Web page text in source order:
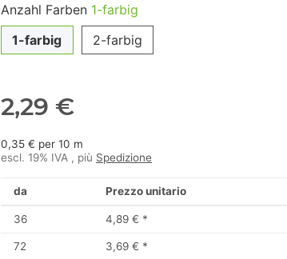
Anzahl Farben 1-farbig
1-farbig
2-farbig
2,29 €
0,35 € per 10 m
escl. 19% IVA , più Spedizione
da Prezzo unitario
36 4,89 € *
72 3,69 € *